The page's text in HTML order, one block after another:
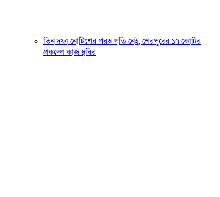
তিন দফা নোটিশের পরও গতি নেই, শেরপুরের ১৭ কোটির
প্রকল্পে কাজ স্থবির